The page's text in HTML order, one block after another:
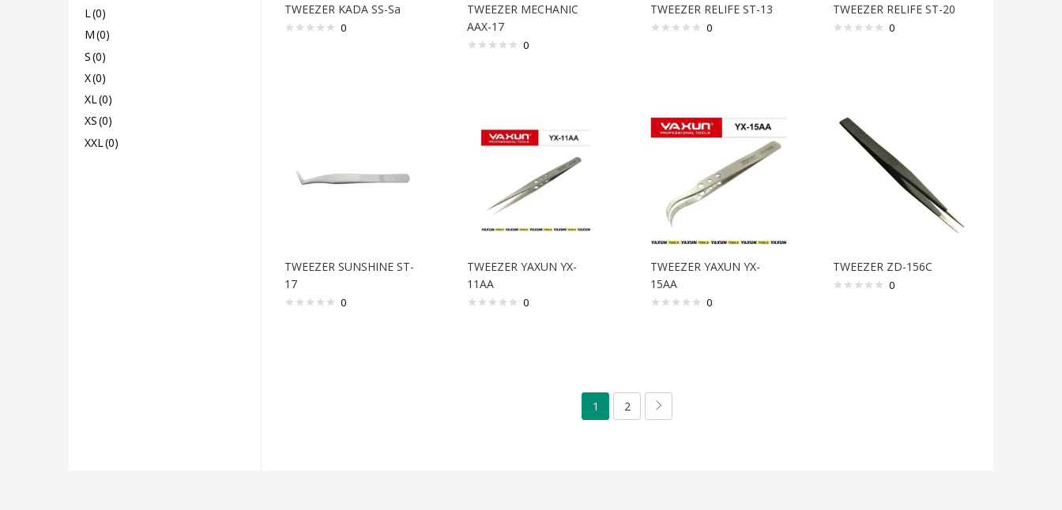
L(0)
M(0)
S(0)
X(0)
XL(0)
XS(0)
XXL(0)
TWEEZER KADA SS-Sa
0
TWEEZER MECHANIC
AAX-17
0
TWEEZER RELIFE ST-13
0
TWEEZER RELIFE ST-20
0
TWEEZER SUNSHINE ST-
17
0
TWEEZER YAXUN YX-
11AA
0
TWEEZER YAXUN YX-
15AA
0
TWEEZER ZD-156C
0
1 2